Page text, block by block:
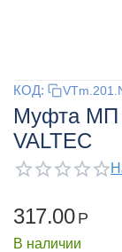
КОД:
Муфта МП
VALTEC
317.00 Р
В наличии